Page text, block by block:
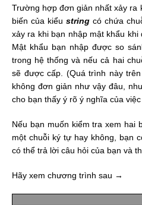
Trường hợp đơn giản nhất xảy ra
biến của kiểu string có chứa
xảy ra khi bạn nhập mật khẩu khi
Mật khẩu bạn nhập được so
trong hệ thống và nếu cả hai
sẽ được cấp. (Quá trình này
không đơn giản như vậy đâu,
cho bạn thấy ý rõ ý nghĩa của việc
Nếu bạn muốn kiểm tra xem hai
một chuỗi ký tự hay không, bạn
có thể trả lời câu hỏi của bạn và
Hãy xem chương trình sau →